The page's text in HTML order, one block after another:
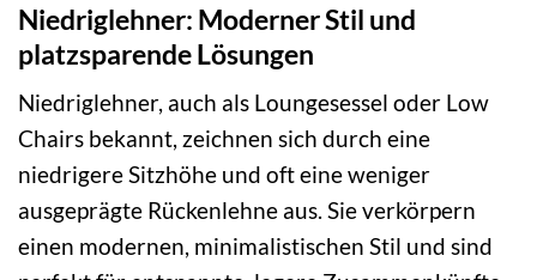
Niedriglehner: Moderner Stil und
platzsparende Lösungen
Niedriglehner, auch als Loungesessel oder Low
Chairs bekannt, zeichnen sich durch eine
niedrigere Sitzhöhe und oft eine weniger
ausgeprägte Rückenlehne aus. Sie verkörpern
einen modernen, minimalistischen Stil und sind